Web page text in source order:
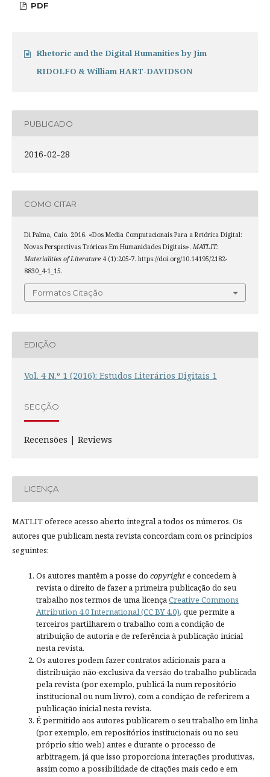
PDF
Rhetoric and the Digital Humanities by Jim
RIDOLFO & William HART-DAVIDSON
PUBLICADO
2016-02-28
COMO CITAR
Di Palma, Caio. 2016. «Dos Media Computacionais Para a Retórica Digital:
Novas Perspectivas Teóricas Em Humanidades Digitais». MATLIT:
Materialities of Literature4 (1):205-7. https://doi.org/10.14195/2182-
8830_4-1_15.
Formatos Citação
EDIÇÃO
Vol. 4 N.º 1 (2016): Estudos Literários Digitais 1
SECÇÃO
Recensões | Reviews
LICENÇA
MATLIT oferece acesso aberto integral a todos os números. Os
autores que publicam nesta revista concordam com os princípios
seguintes:
Os autores mantêm a posse do copyrighte concedem à
revista o direito de fazer a primeira publicação do seu
trabalho nos termos de uma licençaCreative Commons
Attribution 4.0 International (CC BY 4.0), que permite a
terceiros partilharem o trabalho com a condição de
atribuição de autoria e de referência à publicação inicial
nesta revista.
Os autores podem fazer contratos adicionais para a
distribuição não-exclusiva da versão do trabalho publicada
pela revista (por exemplo, publicá-la num repositório
institucional ou num livro), com a condição de referirem a
publicação inicial nesta revista.
É permitido aos autores publicarem o seu trabalho em linha
(por exemplo, em repositórios institucionais ou no seu
próprio sítio web) antes e durante o processo de
arbitragem, já que isso proporciona interações produtivas,
assim como a possibilidade de citações mais cedo e em